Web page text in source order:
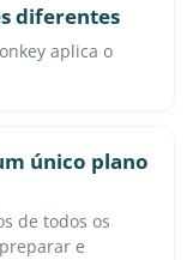
diferentes
aplica o
único plano
de todos os
e